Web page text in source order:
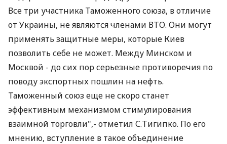
Все три участника Таможенного союза, в отличие
от Украины, не являются членами ВТО. Они могут
применять защитные меры, которые Киев
позволить себе не может. Между Минском и
Москвой - до сих пор серьезные противоречия по
поводу экспортных пошлин на нефть.
Таможенный союз еще не скоро станет
эффективным механизмом стимулирования
взаимной торговли",- отметил С.Тигипко. По его
мнению, вступление в такое объединение